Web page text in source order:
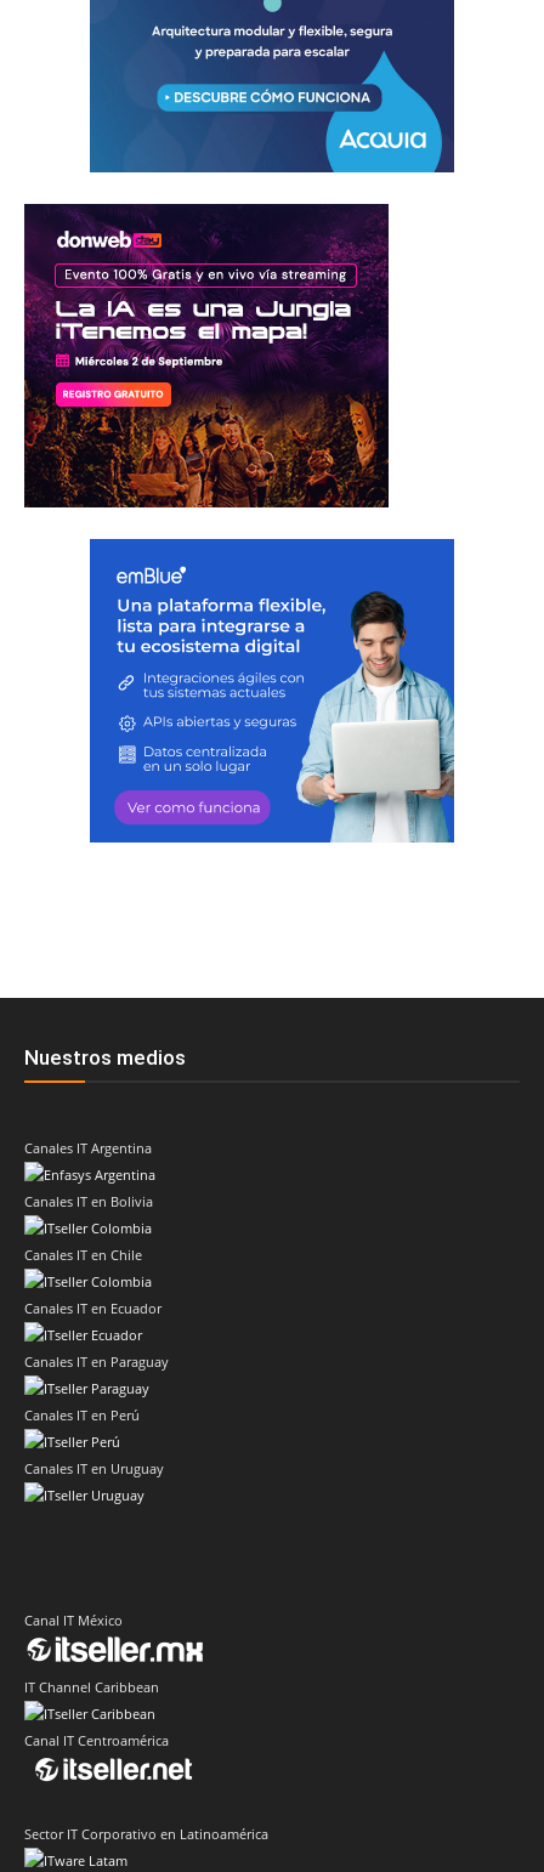
Nuestros medios
Canales IT Argentina
Canales IT en Bolivia
Canales IT en Chile
Canales IT en Ecuador
Canales IT en Paraguay
Canales IT en Perú
Canales IT en Uruguay
Canal IT México
IT Channel Caribbean
Canal IT Centroamérica
Sector IT Corporativo en Latinoamérica